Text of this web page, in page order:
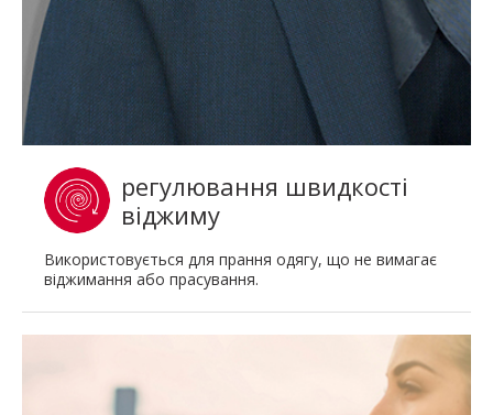
регулювання швидкості
віджиму
Використовується для прання одягу, що не вимагає
віджимання або прасування.